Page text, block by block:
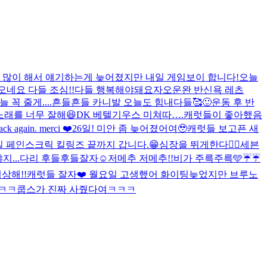
많이 해서 얘기하는게 늦어졌지만 내일 게임보이 합니다!오늘
네요 다들 조심!!다들 행복해야돼요자오운완 반신욕 레츠
꼭 줄게....흔들흔들 카니발 오늘도 힘내다들🥰🙂운동 후 반
래를 너무 잘해😆DK 베텔기우스 미쳐따….캐럿들이 좋아했음
again. merci ❤️26일! 미안 좀 늦어졌어여🥹캐럿들 보고픈 새
페인스크릭 킬링즈 끝까지 갑니다.😁심장을 뛰게한다❤️‍🔥세븐
지...다리 후들후들잘자☺️ 저메추 저메추!!비가 주륵주륵🩵☔️☔️
상해!!캐럿들 잘자❤️ 월요일 고생했어 화이팅늦었지만 브루노
ㅋ쿱스가 진짜 사줬다여ㅋㅋㅋ